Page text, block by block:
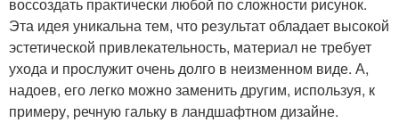
воссоздать практически любой по сложности рисунок.
Эта идея уникальна тем, что результат обладает высокой
эстетической привлекательность, материал не требует
ухода и прослужит очень долго в неизменном виде. А,
надоев, его легко можно заменить другим, используя, к
примеру, речную гальку в ландшафтном дизайне.